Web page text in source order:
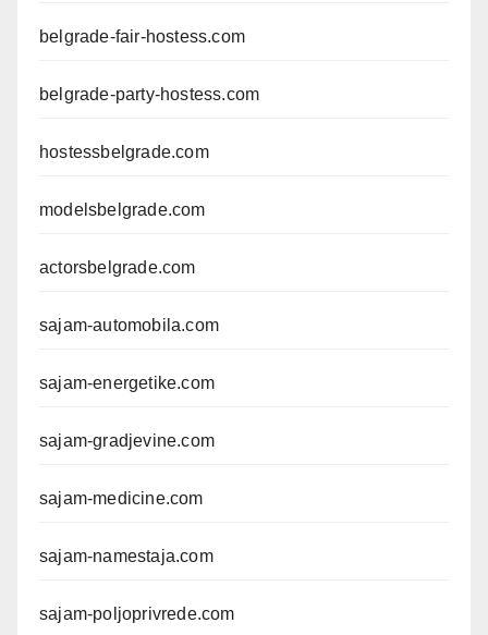
belgrade-fair-hostess.com
belgrade-party-hostess.com
hostessbelgrade.com
modelsbelgrade.com
actorsbelgrade.com
sajam-automobila.com
sajam-energetike.com
sajam-gradjevine.com
sajam-medicine.com
sajam-namestaja.com
sajam-poljoprivrede.com